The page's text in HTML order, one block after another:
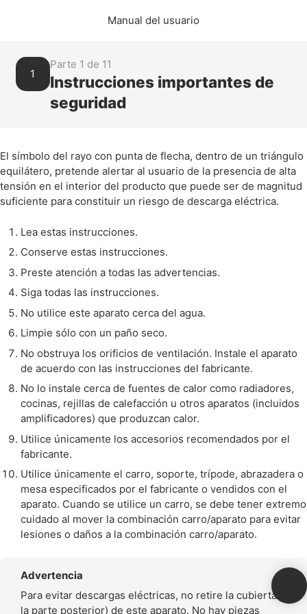
Manual del usuario
1
Parte 1 de 11
Instrucciones importantes de
seguridad
El símbolo del rayo con punta de flecha, dentro de un triángulo
equilátero, pretende alertar al usuario de la presencia de alta
tensión en el interior del producto que puede ser de magnitud
suficiente para constituir un riesgo de descarga eléctrica.
Lea estas instrucciones.
Conserve estas instrucciones.
Preste atención a todas las advertencias.
Siga todas las instrucciones.
No utilice este aparato cerca del agua.
Limpie sólo con un paño seco.
No obstruya los orificios de ventilación. Instale el aparato
de acuerdo con las instrucciones del fabricante.
No lo instale cerca de fuentes de calor como radiadores,
cocinas, rejillas de calefacción u otros aparatos (incluidos
amplificadores) que produzcan calor.
Utilice únicamente los accesorios recomendados por el
fabricante.
Utilice únicamente el carro, soporte, trípode, abrazadera o
mesa especificados por el fabricante o vendidos con el
aparato. Cuando se utilice un carro, se debe tener extremo
cuidado al mover la combinación carro/aparato para evitar
lesiones o daños a la combinación carro/aparato.
Advertencia
Para evitar descargas eléctricas, no retire la cubierta (o
la parte posterior) de este aparato. No hay piezas